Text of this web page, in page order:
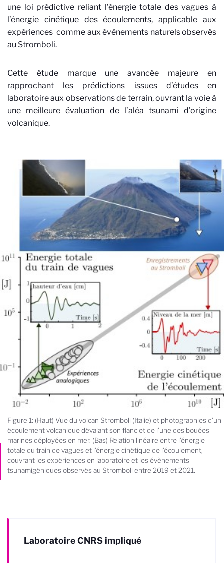
une loi prédictive reliant l’énergie totale des vagues à
l’énergie cinétique des écoulements, applicable aux
expériences comme aux évènements naturels observés
au Stromboli.
Cette étude marque une avancée majeure en
rapprochant les prédictions issues d’études en
laboratoire aux observations de terrain, ouvrant la voie à
une meilleure évaluation de l’aléa tsunami d’origine
volcanique.
Figure 1: (Haut) Vue du volcan Stromboli (Italie) et photographies d’un
écoulement volcanique dévalant son flanc et de l’une des bouées
marines déployées en mer. (Bas) Relation linéaire entre l’énergie
totale du train de vagues et l’énergie cinétique de l’écoulement,
couvrant les expériences en laboratoire et les évènements
tsunamigéniques observés au Stromboli entre 2019 et 2021.
Laboratoire CNRS impliqué